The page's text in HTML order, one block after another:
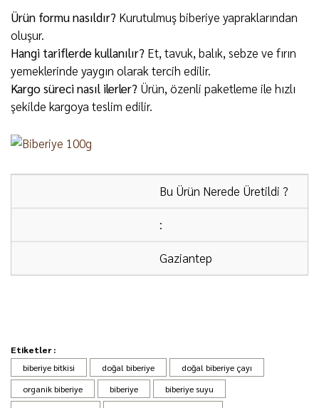
Ürün formu nasıldır? Kurutulmuş biberiye yapraklarından
oluşur.
Hangi tariflerde kullanılır? Et, tavuk, balık, sebze ve fırın
yemeklerinde yaygın olarak tercih edilir.
Kargo süreci nasıl ilerler? Ürün, özenli paketleme ile hızlı
şekilde kargoya teslim edilir.
Bu Ürün Nerede Üretildi ?
:
Gaziantep
yemeklerim daha lezzetli hale geldi.
iberiye gerçekten çok kaliteli ve taze! Kokusu bile
kargo ücretsizdir.
KARGO FİRMASI:Ürünlerimiz DHL Kargo ile
gönderilmektedir.
Etiketler :
biberiye bitkisi
doğal biberiye
doğal biberiye çayı
organik biberiye
biberiye
biberiye suyu